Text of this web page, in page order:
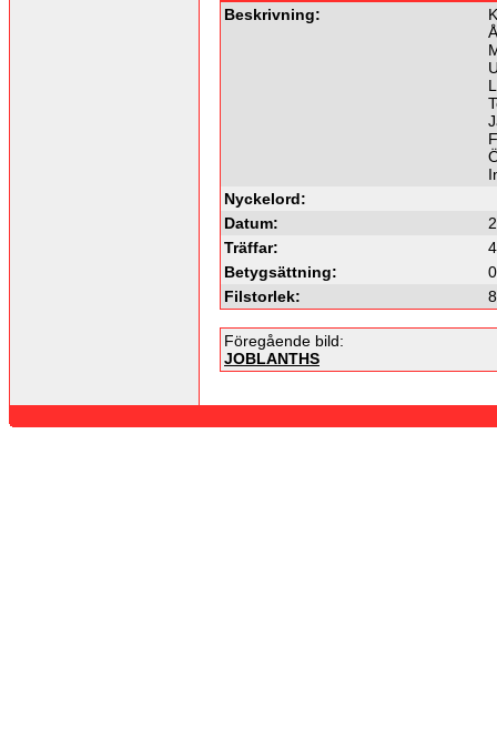
Beskrivning:
Nyckelord:
Datum:
Träffar:
Betygsättning:
Filstorlek:
Föregående bild:
JOBLANTHS